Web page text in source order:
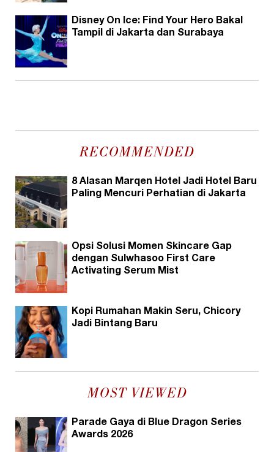
Disney On Ice: Find Your Hero Bakal
Tampil di Jakarta dan Surabaya
RECOMMENDED
8 Alasan Marqen Hotel Jadi Hotel Baru
Paling Mencuri Perhatian di Jakarta
Opsi Solusi Momen Skincare Gap
dengan Sulwhasoo First Care
Activating Serum Mist
Kopi Rumahan Makin Seru, Chicory
Jadi Bintang Baru
MOST VIEWED
Parade Gaya di Blue Dragon Series
Awards 2026